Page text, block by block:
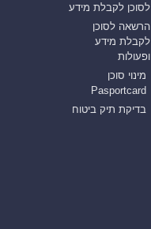
לסוכן לקבלת מידע
הרשאה לסוכן
לקבלת מידע
ופעולות
מינוי סוכן
Pasportcard
בדיקת תיק ביטוח